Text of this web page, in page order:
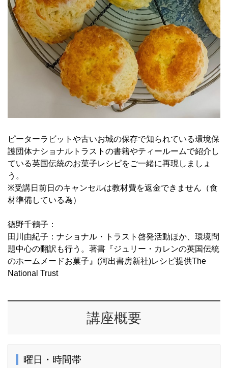
ピーターラビットや古いお城の保存で知られている環境保
護団体ナショナルトラストの書籍やティールームで紹介し
ている英国伝統のお菓子レシピをご一緒に再現しましょ
う。
※受講日前日のキャンセルは教材費を返金できません（食
材準備している為）
徳野千鶴子：
田川由紀子：ナショナル・トラスト啓発活動ほか、環境問
題中心の翻訳も行う。著書『ジュリー・カレンの英国伝統
のホームメードお菓子』(河出書房新社)レシピ提供The
National Trust
講座概要
曜日・時間帯